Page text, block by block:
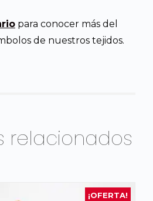
para conocer más del
de nuestros tejidos.
relacionados
¡OFERTA!